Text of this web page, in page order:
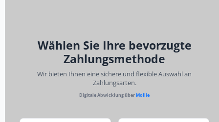
Wählen Sie Ihre bevorzugte
Zahlungsmethode
Wir bieten Ihnen eine sichere und flexible Auswahl an
Zahlungsarten.
Digitale Abwicklung überMollie